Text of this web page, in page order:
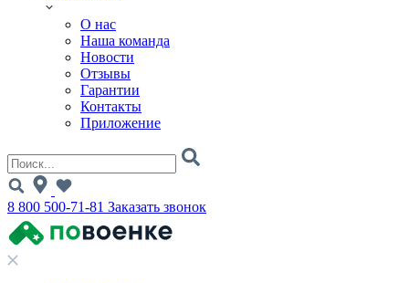
О нас
Наша команда
Новости
Отзывы
Гарантии
Контакты
Приложение
8 800 500-71-81 Заказать звонок